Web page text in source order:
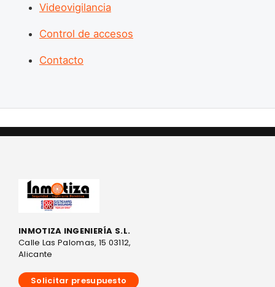
Videovigilancia
Control de accesos
Contacto
INMOTIZA INGENIERÍA S.L.
Calle Las Palomas, 15 03112,
Alicante
Solicitar presupuesto